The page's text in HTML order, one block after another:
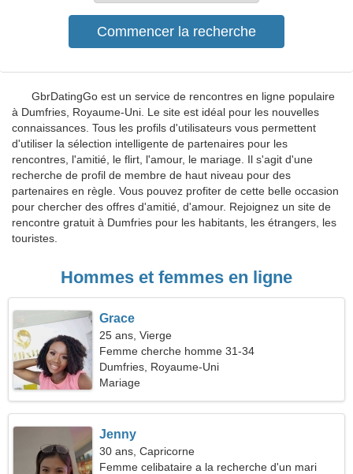
GbrDatingGo est un service de rencontres en ligne populaire
à Dumfries, Royaume-Uni. Le site est idéal pour les nouvelles
connaissances. Tous les profils d'utilisateurs vous permettent
d'utiliser la sélection intelligente de partenaires pour les
rencontres, l'amitié, le flirt, l'amour, le mariage. Il s'agit d'une
recherche de profil de membre de haut niveau pour des
partenaires en règle. Vous pouvez profiter de cette belle occasion
pour chercher des offres d'amitié, d'amour. Rejoignez un site de
rencontre gratuit à Dumfries pour les habitants, les étrangers, les
touristes.
Hommes et femmes en ligne
Grace
25 ans, Vierge
Femme cherche homme 31-34
Dumfries, Royaume-Uni
Mariage
Jenny
30 ans, Capricorne
Femme celibataire a la recherche d'un mari